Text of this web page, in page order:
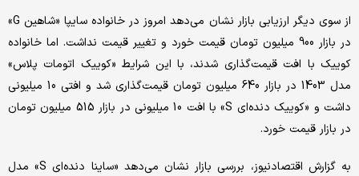
از سوی دیگر ارزیابی بازار نشان می‌دهد امروز در خانواده سایپا «شاهین G»
در بازار 900 میلیون تومان قیمت خورد و تغییر قیمت نداشت. اما خانواده
کوییک با افت قیمت‌گذاری شدند، با این شرایط «کوییک ‌اتومات پلاس»
مدل 1403 در بازار 640 میلیون تومان قیمت‌گذاری شد و افتی 10 میلیونی
داشت و «کوییک دنده‌ای S» با افت 10 میلیونی در بازار 515 میلیون تومان
در بازار قیمت‌ خورد.
به گزارش اقتصادنیوز، بررسی بازار نشان می‌دهد «ساینا دنده‌ای S» مدل